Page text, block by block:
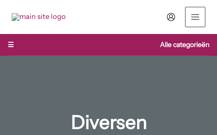
naar
inhoud
☰
Alle categorieën
Diversen